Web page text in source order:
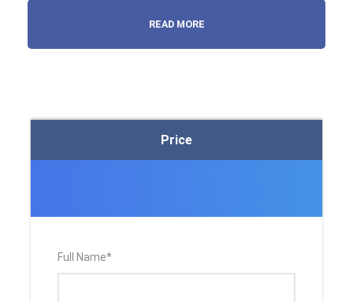
Price
Full Name*
restaurantes principales durante las comidas
Guía turístico
Entradas a los sitios históricos durante las
Desayuno diario
Tasas de hoteles en Turquía
READ MORE